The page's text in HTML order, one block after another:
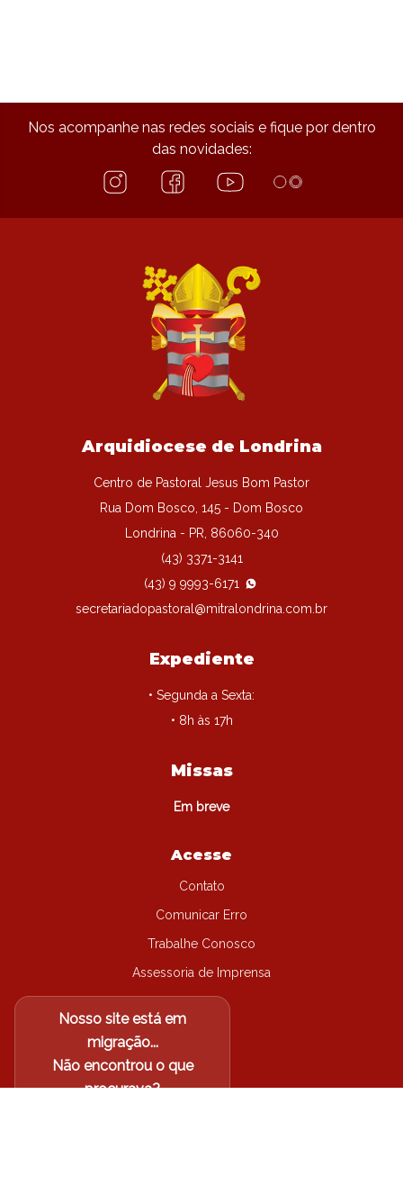
Nos acompanhe nas redes sociais e fique por dentro
das novidades:
Arquidiocese de Londrina
Centro de Pastoral Jesus Bom Pastor
Rua Dom Bosco, 145 - Dom Bosco
Londrina - PR, 86060-340
(43) 3371-3141
(43) 9 9993-6171
secretariadopastoral@mitralondrina.com.br
Expediente
• Segunda a Sexta:
• 8h às 17h
Missas
Em breve
Acesse
Contato
Comunicar Erro
Trabalhe Conosco
Assessoria de Imprensa
Nosso site está em
migração...
Não encontrou o que
procurava?